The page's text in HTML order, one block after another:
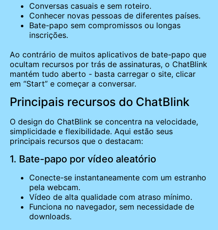
Conversas casuais e sem roteiro.
Conhecer novas pessoas de diferentes países.
Bate-papo sem compromissos ou longas
inscrições.
Ao contrário de muitos aplicativos de bate-papo que
ocultam recursos por trás de assinaturas, o ChatBlink
mantém tudo aberto - basta carregar o site, clicar
em “Start” e começar a conversar.
Principais recursos do ChatBlink
O design do ChatBlink se concentra na velocidade,
simplicidade e flexibilidade. Aqui estão seus
principais recursos que o destacam:
1. Bate-papo por vídeo aleatório
Conecte-se instantaneamente com um estranho
pela webcam.
Vídeo de alta qualidade com atraso mínimo.
Funciona no navegador, sem necessidade de
downloads.